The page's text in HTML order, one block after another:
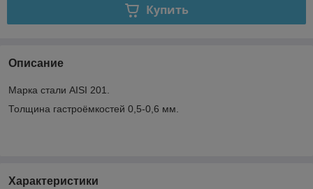
Купить
Описание
Марка стали AISI 201.
Толщина гастроёмкостей 0,5-0,6 мм.
Характеристики